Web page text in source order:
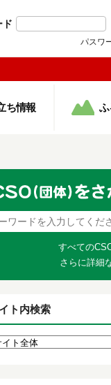
ド
パスワ
ち情報 ふ
すべての
さらに詳細
ト内検索